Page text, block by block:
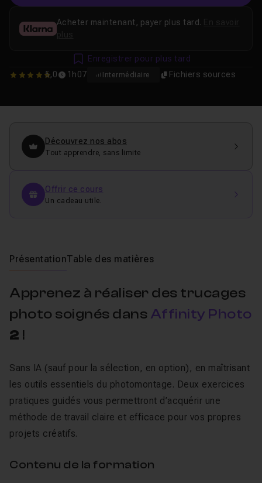
5 5,0 1h07 Intermédiaire Fichiers sources
Acheter maintenant, payer plus tard.
plus
Enregistrer pour plus tard
Découvrez nos abos
Tout apprendre, sans limite
Offrir ce cours
Un cadeau utile.
PrésentationTable des matières
Apprenez à réaliser des trucages
photo soignés dans Affinity Photo
2 !
Sans IA (sauf pour la sélection, en option), en maîtrisant
les outils essentiels du photomontage. Deux exercices
pratiques guidés vous permettront d’acquérir une
méthode de travail claire et efficace pour vos propres
projets créatifs.
Contenu de la formation